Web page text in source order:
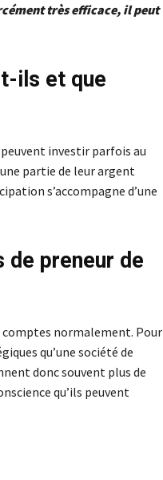
très efficace, il peut
ils et que
investir parfois au
partie de leur argent
s’accompagne d’une
preneur de
comptes normalement. Pour
qu’une société de
donc souvent plus de
qu’ils peuvent